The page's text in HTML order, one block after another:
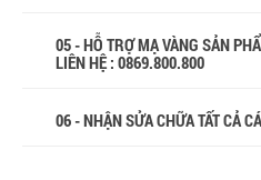
05 - HỖ TRỢ MẠ VÀNG SẢN
LIÊN HỆ : 0869.800.800
06 - NHẬN SỬA CHỮA TẤT CẢ